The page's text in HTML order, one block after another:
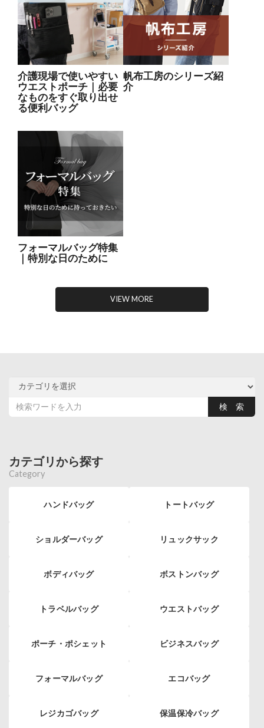
介護現場で使いやすい
ウエストポーチ｜必要
なものをすぐ取り出せ
る便利バッグ
帆布工房のシリーズ紹
介
フォーマルバッグ特集
｜特別な日のために
VIEW MORE
カテゴリから探す
Category
ハンドバッグ トートバッグ
ショルダーバッグ リュックサック
ボディバッグ ボストンバッグ
トラベルバッグ ウエストバッグ
ポーチ・ポシェット ビジネスバッグ
フォーマルバッグ エコバッグ
レジカゴバッグ 保温保冷バッグ